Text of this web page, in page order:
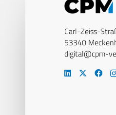
Carl-Zeiss-
53340
digital@cpm-